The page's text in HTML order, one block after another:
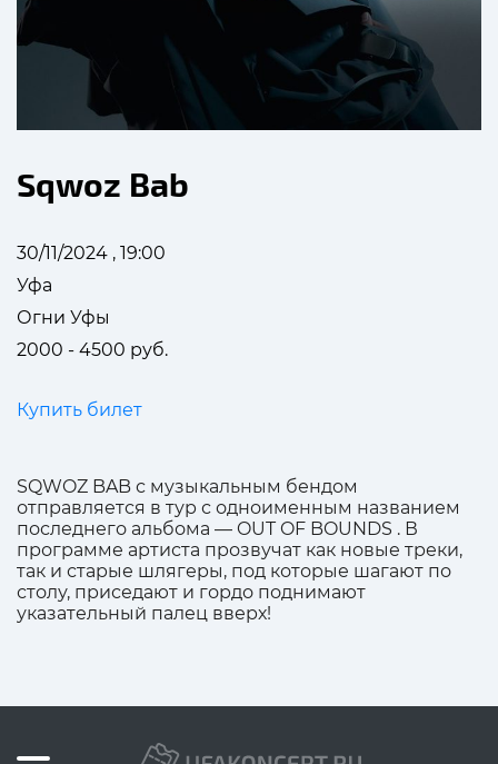
Sqwoz Bab
30/11/2024 , 19:00
Уфа
Огни Уфы
2000 - 4500 руб.
Купить билет
SQWOZ BAB с музыкальным бендом
отправляется в тур с одноименным названием
последнего альбома — OUT OF BOUNDS . В
программе артиста прозвучат как новые треки,
так и старые шлягеры, под которые шагают по
столу, приседают и гордо поднимают
указательный палец вверх!